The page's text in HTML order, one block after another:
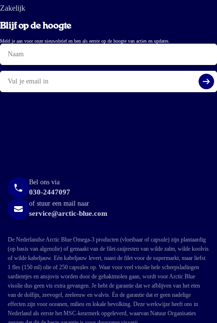
Zakelijk
Blijf op de hoogte
Meld je aan voor onze nieuwsbrief en ben als eerste op de hoogte van acties en updates.
Naam
E-
mail
Bel ons via
030-2447097
of stuur een mail naar
service@arctic-blue.com
De Nederlandse Arctic Blue Omega-3 producten (vloeibaar of capsule) zijn plantaardig
(op basis van algenolie) of gemaakt van de filet-snijresten van wilde zalm, wilde koolvis
of wilde kabeljauw. Eén kabeljauw levert, naast de filet voor de supermarkt, maar liefst
1 fles (150 ml) olie of 250 capsules op. Waar voor veel visolie hele scheepsladingen
sardientjes en ansjovis worden door de gehaktmolen gaan, wordt voor Arctic Blue
visolie dus geen vis extra gevangen. Je hebt de garantie dat we afblijven van het eten
van de dolfijn, zeevogel, zeeleeuw en walvis. Én de garantie dat er geen nadelige
effecten zijn voor oceanen, milieu en lokale bevolking. Deze werkwijze heeft ons in
Nederland als eerste het MSC-keurmerk opgeleverd, waarvan Natuur Organisaties